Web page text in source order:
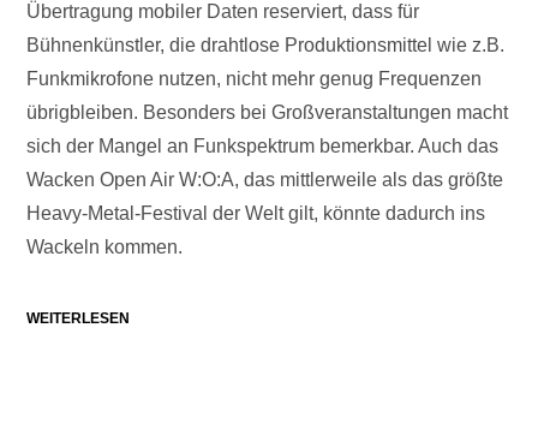
Übertragung mobiler Daten reserviert, dass für
Bühnenkünstler, die drahtlose Produktionsmittel wie z.B.
Funkmikrofone nutzen, nicht mehr genug Frequenzen
übrigbleiben. Besonders bei Großveranstaltungen macht
sich der Mangel an Funkspektrum bemerkbar. Auch das
Wacken Open Air W:O:A, das mittlerweile als das größte
Heavy-Metal-Festival der Welt gilt, könnte dadurch ins
Wackeln kommen.
WEITERLESEN